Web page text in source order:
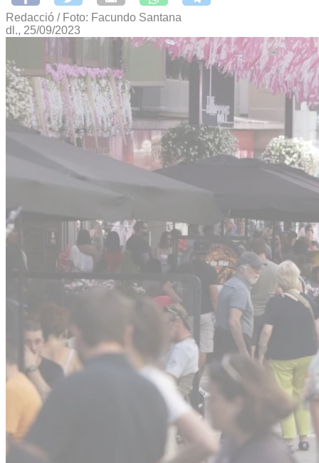
Redacció / Foto: Facundo Santana
dl., 25/09/2023